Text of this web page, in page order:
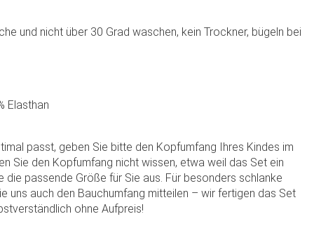
und nicht über 30 Grad waschen, kein Trockner, bügeln bei
Elasthan
passt, geben Sie bitte den Kopfumfang Ihres Kindes im
Sie den Kopfumfang nicht wissen, etwa weil das Set ein
die passende Größe für Sie aus. Für besonders schlanke
uns auch den Bauchumfang mitteilen – wir fertigen das Set
ohne Aufpreis!